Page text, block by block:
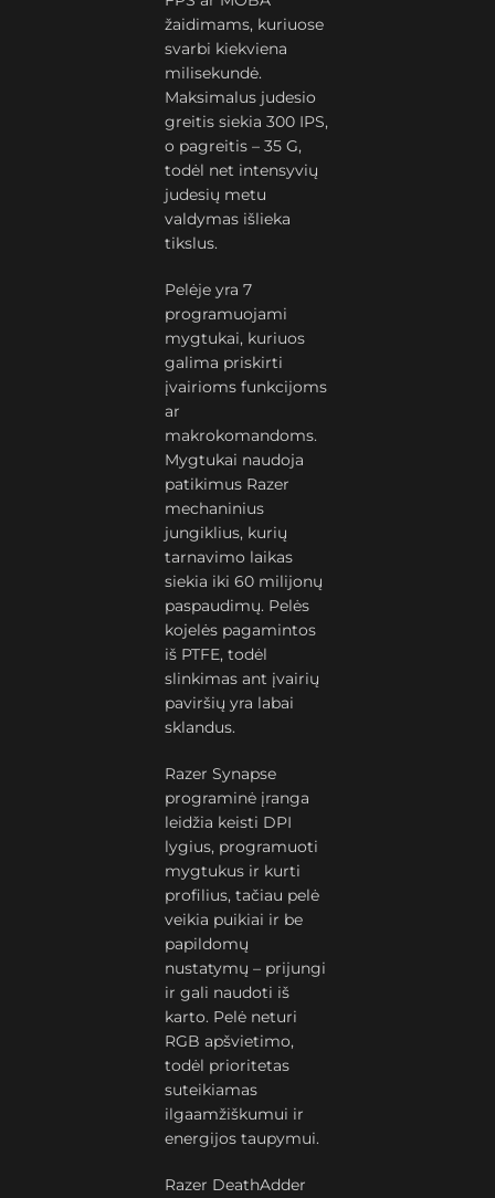
žaidimams, kuriuose
svarbi kiekviena
milisekundė.
Maksimalus judesio
greitis siekia 300 IPS,
o pagreitis – 35 G,
todėl net intensyvių
judesių metu
valdymas išlieka
tikslus.
Pelėje yra 7
programuojami
mygtukai, kuriuos
galima priskirti
įvairioms funkcijoms
ar
makrokomandoms.
Mygtukai naudoja
patikimus Razer
mechaninius
jungiklius, kurių
tarnavimo laikas
siekia iki 60 milijonų
paspaudimų. Pelės
kojelės pagamintos
iš PTFE, todėl
slinkimas ant įvairių
paviršių yra labai
sklandus.
Razer Synapse
programinė įranga
leidžia keisti DPI
lygius, programuoti
mygtukus ir kurti
profilius, tačiau pelė
veikia puikiai ir be
papildomų
nustatymų – prijungi
ir gali naudoti iš
karto. Pelė neturi
RGB apšvietimo,
todėl prioritetas
suteikiamas
ilgaamžiškumui ir
energijos taupymui.
Razer DeathAdder